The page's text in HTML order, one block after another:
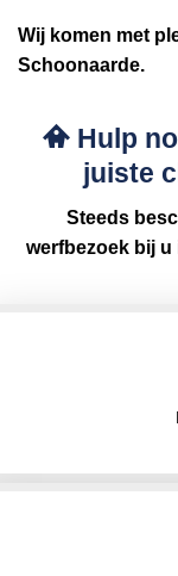
Wij komen met
Schoonaarde.
Hulp
juiste
Steeds
werfbezoek bij